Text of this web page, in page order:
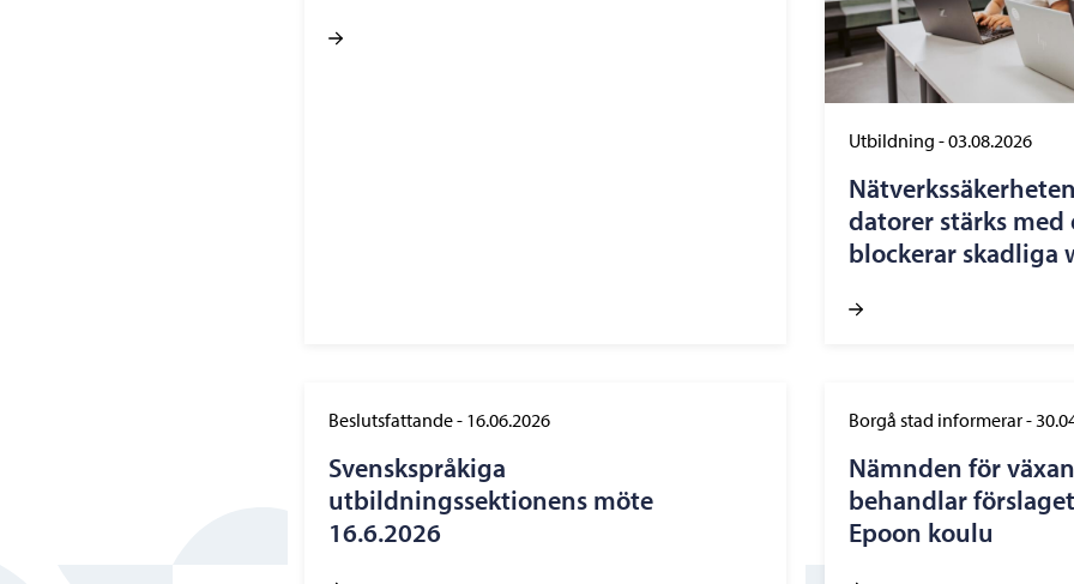
Utbildning -03.08.2026
datorer stärks med
blockerar skadliga
Beslutsfattande- 16.06.2026
Svenskspråkiga
utbildningssektionens möte
16.6.2026
Borgå stad informerar-
Nämnden för
behandlar
Epoon koulu